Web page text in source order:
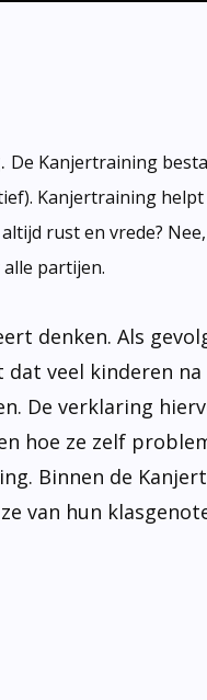
De Kanjertraining
Kanjertraining
rust en vrede?
partijen.
denken. Als
veel kinderen
De verklaring
hoe ze zelf
Binnen de
van hun